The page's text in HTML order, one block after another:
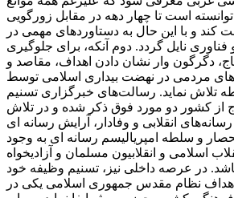
است تا چهار دهه در مقابل زورگویی
کند و با این حال به دستاوردهای مهمی در
نایل گردد. دوم آنکه، برای جلوگیری
دگرگون وار نشان دادن اهداف، مقاصد و
مردمی در نهضت بیداری اسلامی توسط
تلاش نماید. رسالت‌های خبرگزاری تسنیم
از کشور دو مورد فوق ذکر شده و در تلاش
انقلابی و وفادار، آرایش رسانه ای
و سلطه امپریالیسم رسانه ای به وجود
اسلامی و انقلابیون مسلمان و آزادیخواه
در عرصه داخلی نیز، تسنیم وظیفه خود
اهداف نظام مقدس جمهوری اسلامی یکی در